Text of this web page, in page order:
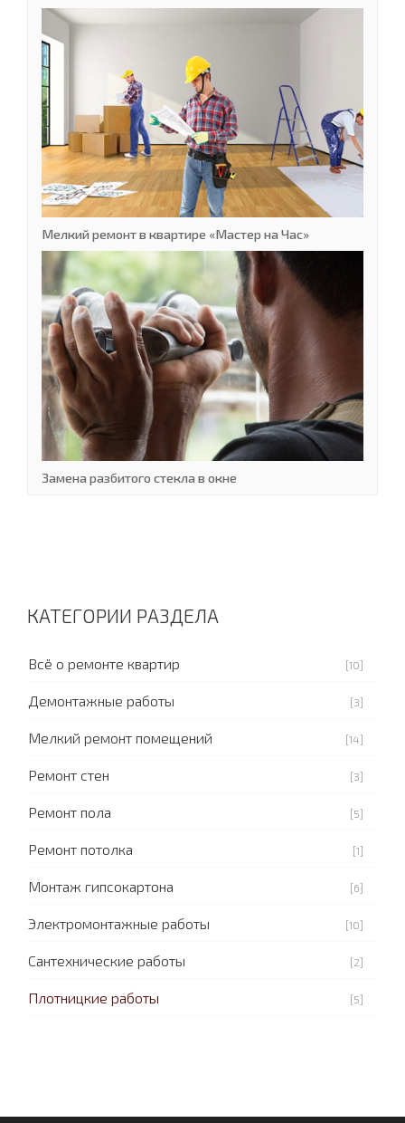
Мелкий ремонт в квартире «Мастер на Час»
Замена разбитого стекла в окне
КАТЕГОРИИ РАЗДЕЛА
Всё о ремонте квартир [10]
Демонтажные работы [3]
Мелкий ремонт помещений [14]
Ремонт стен [3]
Ремонт пола [5]
Ремонт потолка [1]
Монтаж гипсокартона [6]
Электромонтажные работы [10]
Сантехнические работы [2]
Плотницкие работы [5]